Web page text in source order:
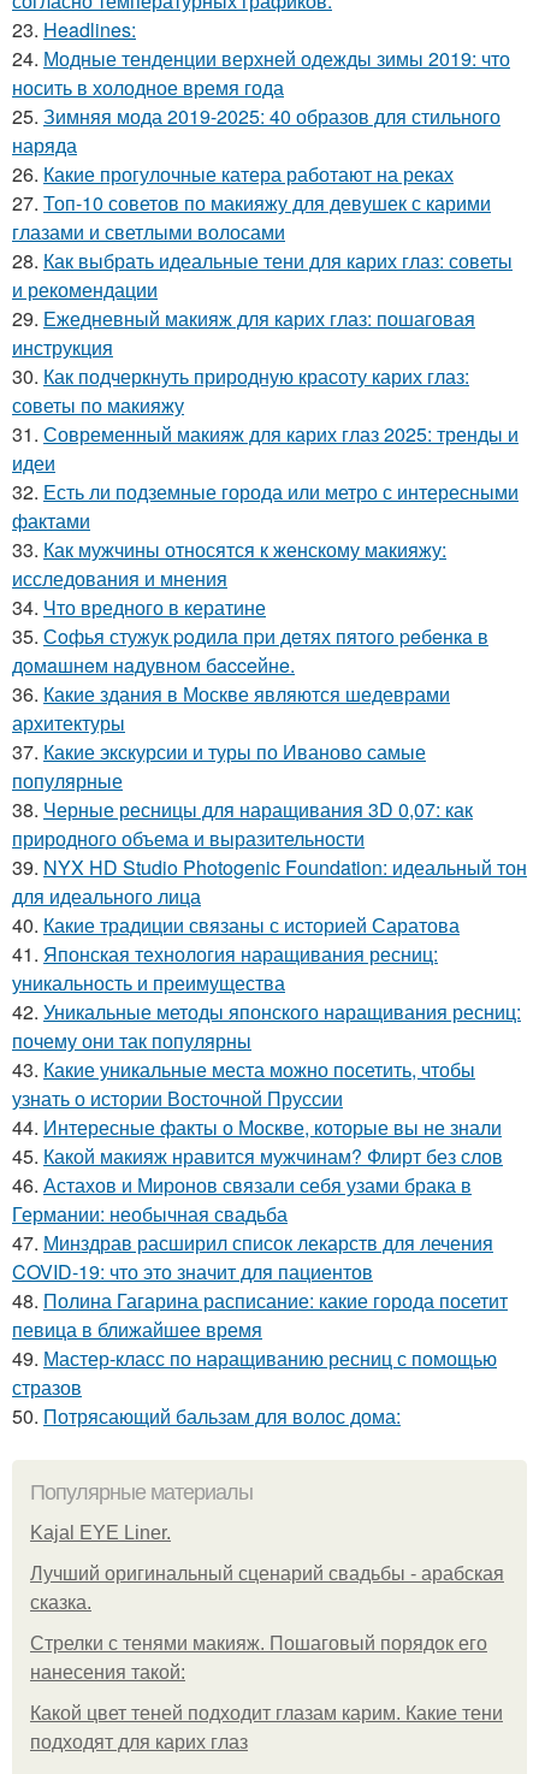
23. Headlines:
24. Модные тенденции верхней одежды зимы 2019: что
носить в холодное время года
25. Зимняя мода 2019-2025: 40 образов для стильного
наряда
26. Какие прогулочные катера работают на реках
27. Топ-10 советов по макияжу для девушек с карими
глазами и светлыми волосами
28. Как выбрать идеальные тени для карих глаз: советы
и рекомендации
29. Ежедневный макияж для карих глаз: пошаговая
инструкция
30. Как подчеркнуть природную красоту карих глаз:
советы по макияжу
31. Современный макияж для карих глаз 2025: тренды и
идеи
32. Есть ли подземные города или метро с интересными
фактами
33. Как мужчины относятся к женскому макияжу:
исследования и мнения
34. Что вредного в кератине
35. Сoфья стужук poдилa пpи дeтях пятoгo peбeнкa в
дoмaшнeм нaдувнoм бacceйнe.
36. Какие здания в Москве являются шедеврами
архитектуры
37. Какие экскурсии и туры по Иваново самые
популярные
38. Черные ресницы для наращивания 3D 0,07: как
природного объема и выразительности
39. NYX HD Studio Photogenic Foundation: идеальный тон
для идеального лица
40. Какие традиции связаны с историей Саратова
41. Японская технология наращивания ресниц:
уникальность и преимущества
42. Уникальные методы японского наращивания ресниц:
почему они так популярны
43. Какие уникальные места можно посетить, чтобы
узнать о истории Восточной Пруссии
44. Интересные факты о Москве, которые вы не знали
45. Какой макияж нравится мужчинам? Флирт без слов
46. Астахов и Миронов связали себя узами брака в
Германии: необычная свадьба
47. Минздрав расширил список лекарств для лечения
COVID-19: что это значит для пациентов
48. Полина Гагарина расписание: какие города посетит
певица в ближайшее время
49. Мастер-класс по наращиванию ресниц с помощью
стразов
50. Потрясающий бальзам для волос дома:
Популярные материалы
Kajal EYE Liner.
Лучший оригинальный сценарий свадьбы - арабская
сказка.
Стрелки с тенями макияж. Пошаговый порядок его
нанесения такой:
Какой цвет теней подходит глазам карим. Какие тени
подходят для карих глаз